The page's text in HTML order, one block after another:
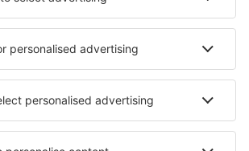
Banja Hoteluri în Kopaonik
Hoteluri Irig Hoteluri în Zaskovci